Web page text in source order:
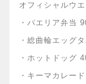
オフィシャルウ
・パエリア弁当
・総曲輪エッグ
・ホットドッグ
・キーマカレー